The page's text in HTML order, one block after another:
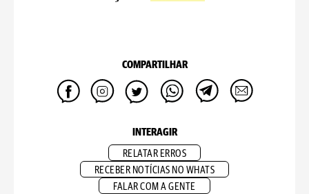
COMPARTILHAR
INTERAGIR
RELATAR ERROS
RECEBER NOTÍCIAS NO WHATS
FALAR COM A GENTE